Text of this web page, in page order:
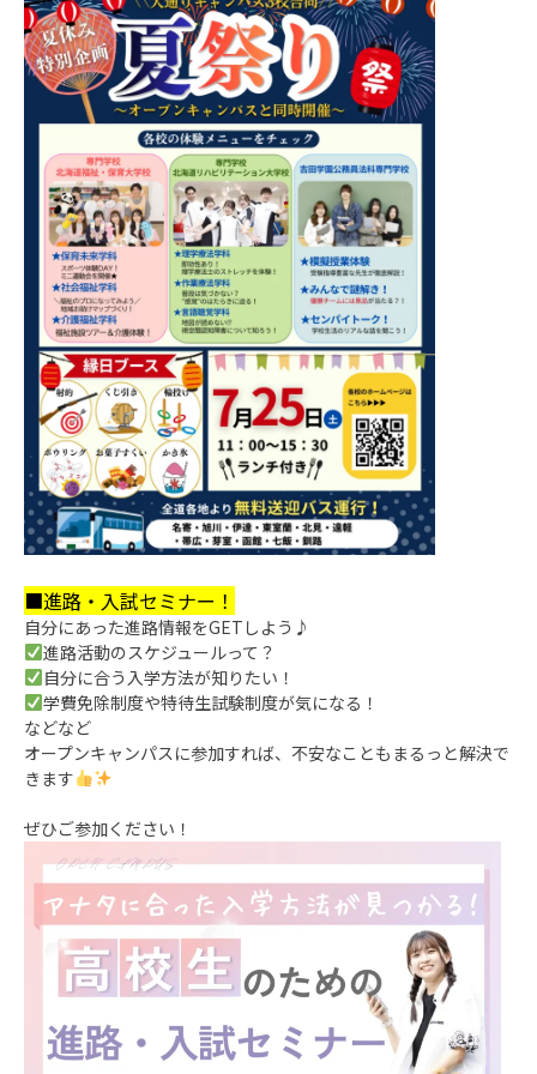
■進路・入試セミナー！
自分にあった進路情報をGETしよう♪
進路活動のスケジュールって？
自分に合う入学方法が知りたい！
学費免除制度や特待生試験制度が気になる！
などなど
オープンキャンパスに参加すれば、不安なこともまるっと解決で
きます
ぜひご参加ください！